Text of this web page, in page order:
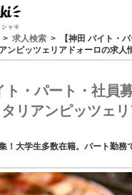
求人検索
【神田 バイト・
ンピッツェリアドォーロの求人
ト・パート・社員
リアンピッツェ
！大学生多数在籍。パート勤務